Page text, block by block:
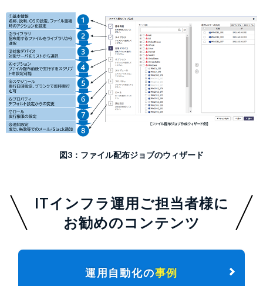
図3：ファイル配布ジョブのウィザード
ITインフラ運用ご担当者様に
お勧めのコンテンツ
運用自動化の事例